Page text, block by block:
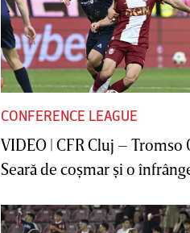
CONFERENCE LEAGUE
VIDEO | CFR Cluj – Tromso
Seară de coşmar şi o